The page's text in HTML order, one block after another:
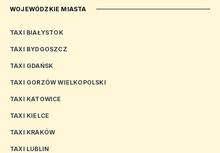
WOJEWÓDZKIE MIASTA
TAXI BIAŁYSTOK
TAXI BYDGOSZCZ
TAXI GDAŃSK
TAXI GORZÓW WIELKOPOLSKI
TAXI KATOWICE
TAXI KIELCE
TAXI KRAKÓW
TAXI LUBLIN